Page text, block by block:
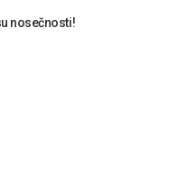
nosečnosti!